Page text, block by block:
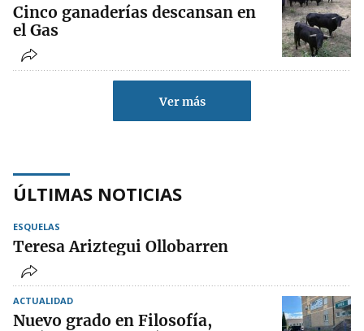
Cinco ganaderías descansan en
el Gas
Ver más
ÚLTIMAS NOTICIAS
ESQUELAS
Teresa Ariztegui Ollobarren
ACTUALIDAD
Nuevo grado en Filosofía,